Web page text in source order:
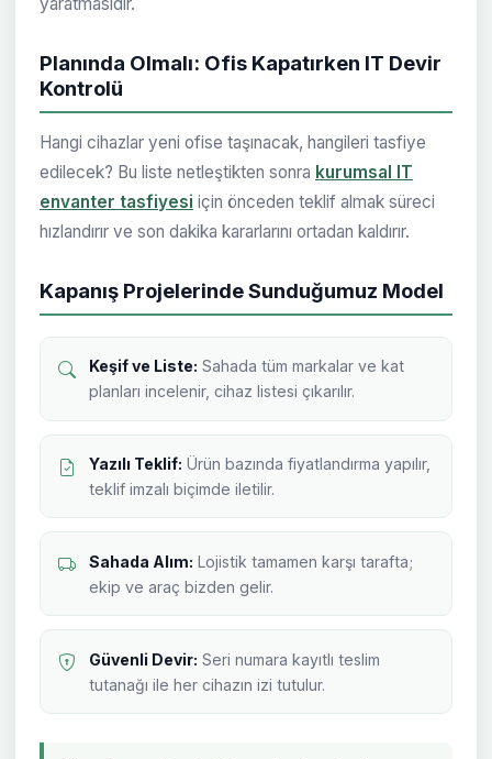
Planında Olmalı: Ofis Kapatırken IT Devir
Kontrolü
Hangi cihazlar yeni ofise taşınacak, hangileri tasfiye
edilecek? Bu liste netleştikten sonra kurumsal IT
envanter tasfiyesi için önceden teklif almak süreci
hızlandırır ve son dakika kararlarını ortadan kaldırır.
Kapanış Projelerinde Sunduğumuz Model
Keşif ve Liste: Sahada tüm markalar ve kat
planları incelenir, cihaz listesi çıkarılır.
Yazılı Teklif: Ürün bazında fiyatlandırma yapılır,
teklif imzalı biçimde iletilir.
Sahada Alım: Lojistik tamamen karşı tarafta;
ekip ve araç bizden gelir.
Güvenli Devir: Seri numara kayıtlı teslim
tutanağı ile her cihazın izi tutulur.